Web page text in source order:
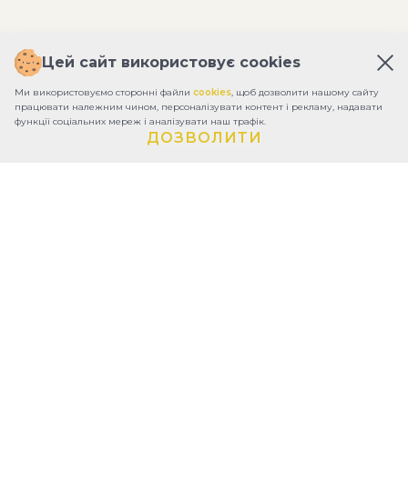
Цей сайт використовує cookies
Ми використовуємо сторонні файли cookies, щоб дозволити нашому сайту
працювати належним чином, персоналізувати контент і рекламу, надавати
функції соціальних мереж і аналізувати наш трафік.
ДОЗВОЛИТИ